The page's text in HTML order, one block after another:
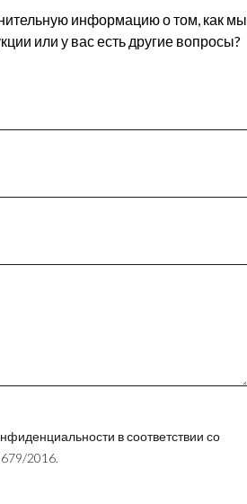
информацию о том, как мы
или у вас есть другие вопросы?
в соответствии со
2016.